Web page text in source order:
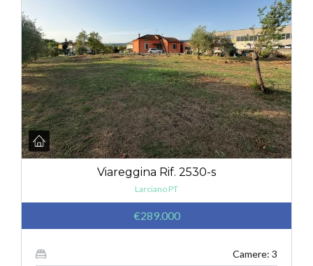
Viareggina Rif. 2530-s
Larciano PT
€289.000
Camere: 3